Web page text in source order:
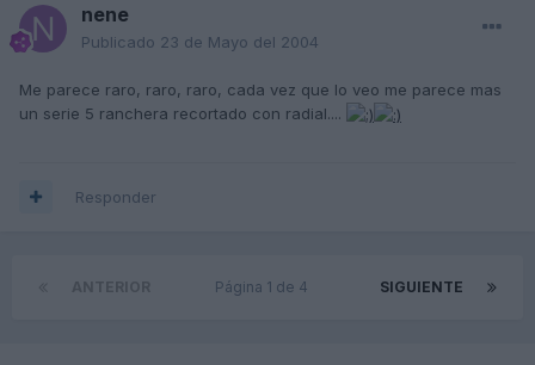
nene
Publicado 23 de Mayo del 2004
Me parece raro, raro, raro, cada vez que lo veo me parece mas
un serie 5 ranchera recortado con radial....
Responder
SIGUIENTE
Página 1 de 4